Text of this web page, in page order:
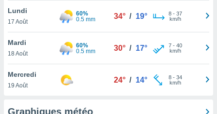
que
et que
Lundi
17 Août
60%
0.5 mm
34° / 19° 8- 37
km/h
Mardi
18 Août
60%
0.5 mm
30° / 17° 7- 40
km/h
Mercredi
19 Août
24° / 14° 8- 34
km/h
Graphiques météo